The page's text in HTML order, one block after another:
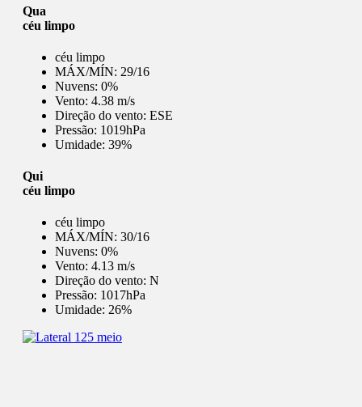
Qua
céu limpo
céu limpo
MÁX/MÍN: 29/16
Nuvens: 0%
Vento: 4.38 m/s
Direção do vento: ESE
Pressão: 1019hPa
Umidade: 39%
Qui
céu limpo
céu limpo
MÁX/MÍN: 30/16
Nuvens: 0%
Vento: 4.13 m/s
Direção do vento: N
Pressão: 1017hPa
Umidade: 26%